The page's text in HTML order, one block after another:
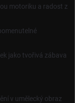
motoriku a radost z
jako tvořivá zábava
v umělecký obraz